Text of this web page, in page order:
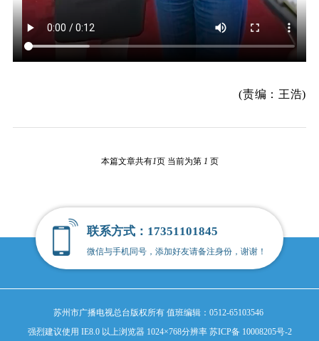
(责编：王浩)
本篇文章共有1页 当前为第 1 页
联系方式：17351101845
微信与手机同号，添加好友请备注身份，谢谢！
苏州市广播电视总台版权所有 值班编辑：0512-65103546
强烈建议使用 IE8.0 以上浏览器 1024×768分辨率 苏ICP备 10008205号-2